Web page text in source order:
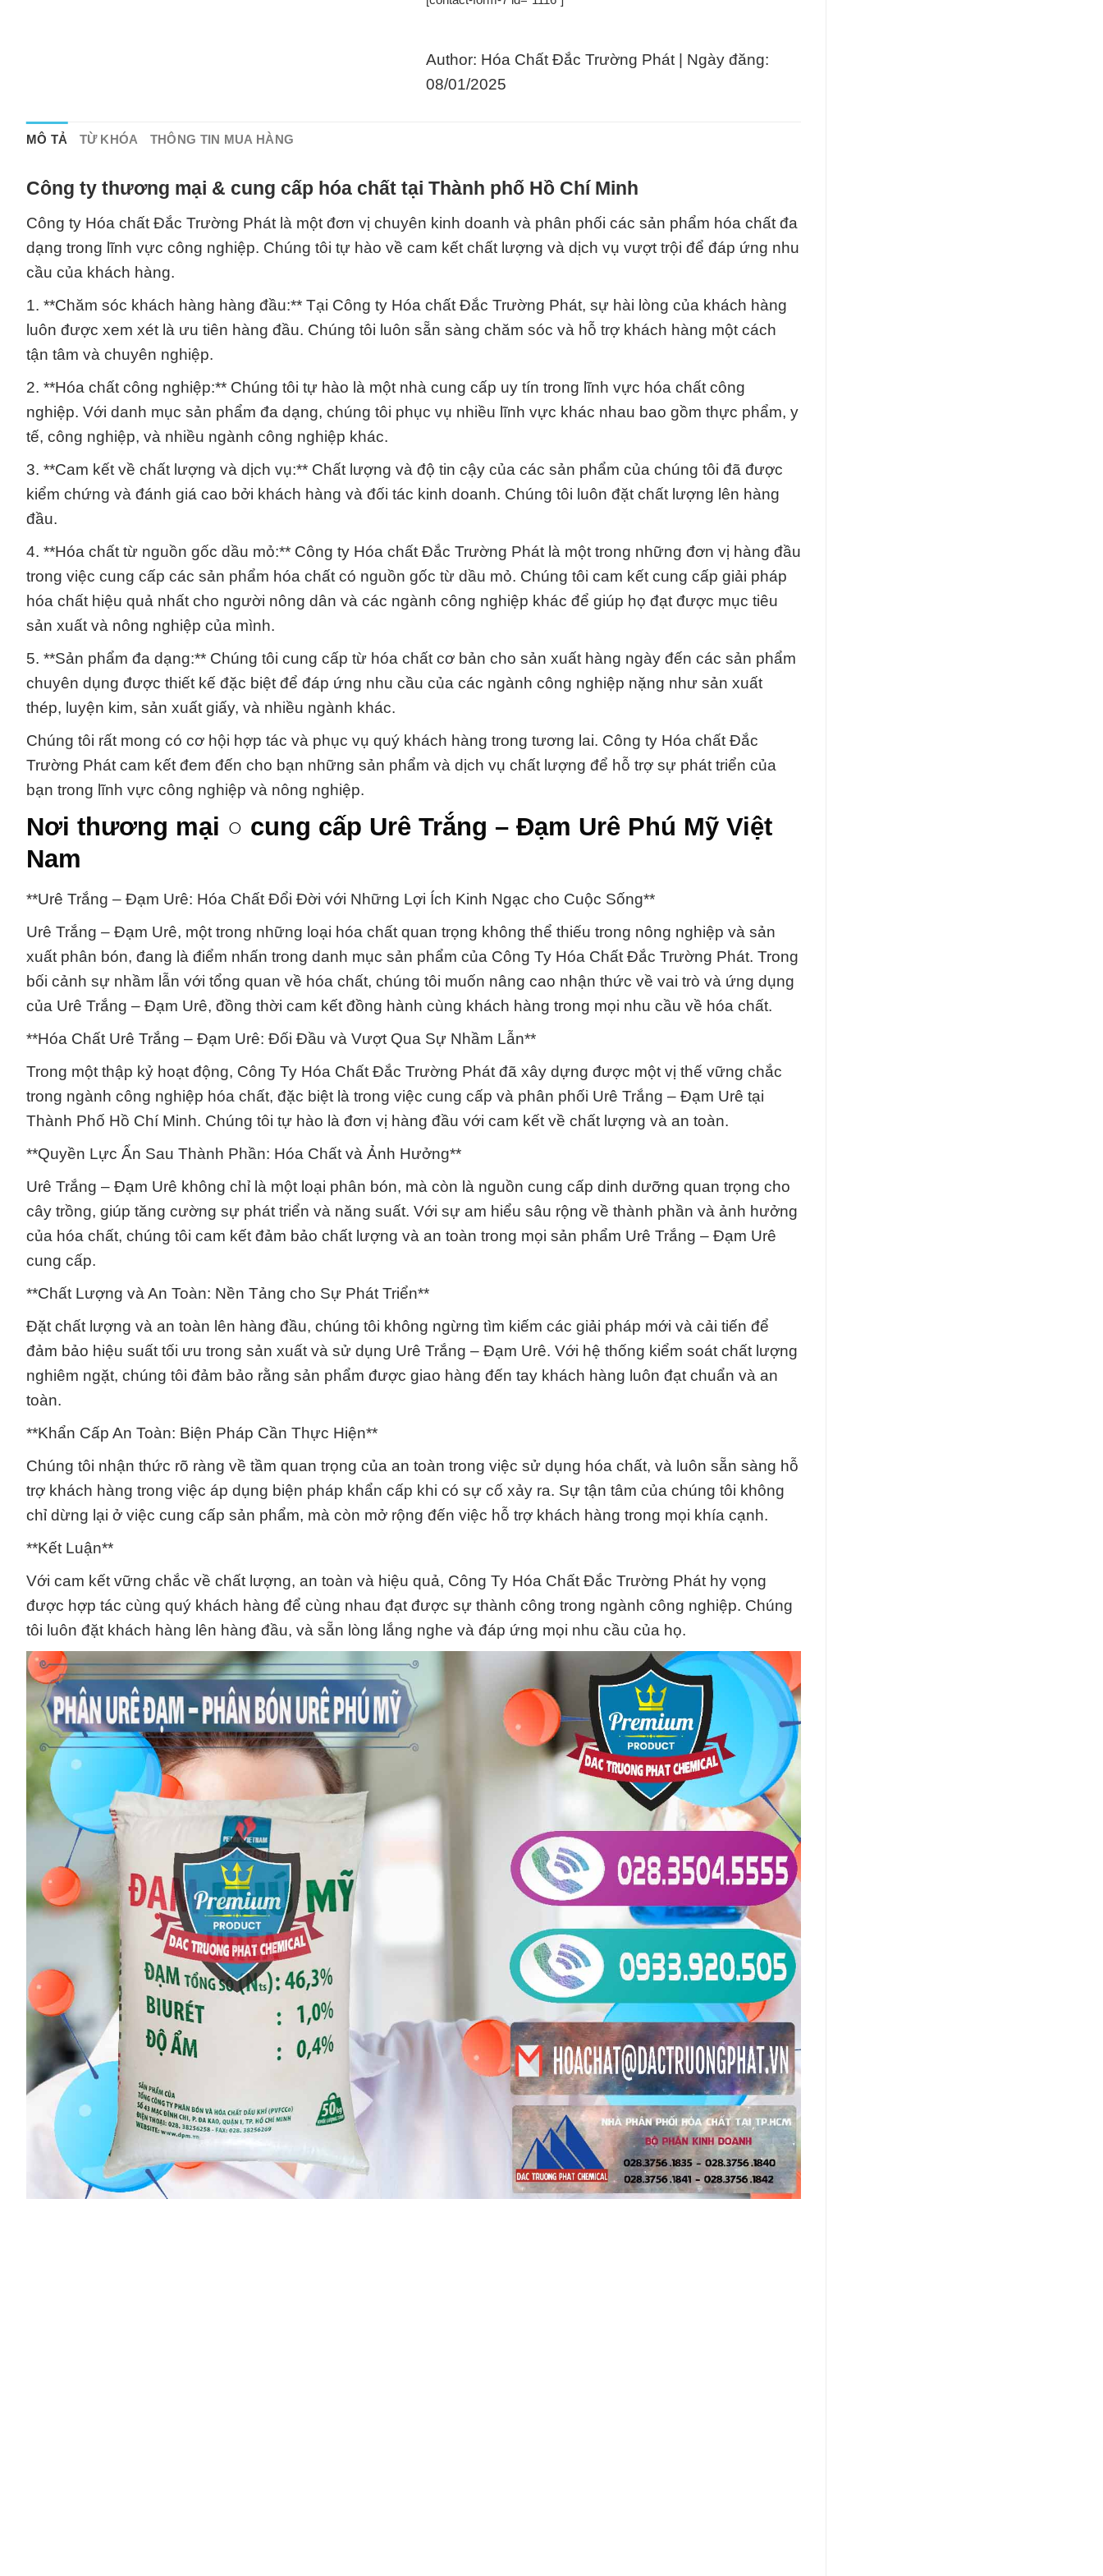
Author: Hóa Chất Đắc Trường Phát | Ngày đăng:
08/01/2025
MÔ TẢ TỪ KHÓA THÔNG TIN MUA HÀNG
Công ty thương mại & cung cấp hóa chất tại Thành phố Hồ Chí Minh
Công ty Hóa chất Đắc Trường Phát là một đơn vị chuyên kinh doanh và phân phối các sản phẩm hóa chất đa
dạng trong lĩnh vực công nghiệp. Chúng tôi tự hào về cam kết chất lượng và dịch vụ vượt trội để đáp ứng nhu
cầu của khách hàng.
1. **Chăm sóc khách hàng hàng đầu:** Tại Công ty Hóa chất Đắc Trường Phát, sự hài lòng của khách hàng
luôn được xem xét là ưu tiên hàng đầu. Chúng tôi luôn sẵn sàng chăm sóc và hỗ trợ khách hàng một cách
tận tâm và chuyên nghiệp.
2. **Hóa chất công nghiệp:** Chúng tôi tự hào là một nhà cung cấp uy tín trong lĩnh vực hóa chất công
nghiệp. Với danh mục sản phẩm đa dạng, chúng tôi phục vụ nhiều lĩnh vực khác nhau bao gồm thực phẩm, y
tế, công nghiệp, và nhiều ngành công nghiệp khác.
3. **Cam kết về chất lượng và dịch vụ:** Chất lượng và độ tin cậy của các sản phẩm của chúng tôi đã được
kiểm chứng và đánh giá cao bởi khách hàng và đối tác kinh doanh. Chúng tôi luôn đặt chất lượng lên hàng
đầu.
4. **Hóa chất từ nguồn gốc dầu mỏ:** Công ty Hóa chất Đắc Trường Phát là một trong những đơn vị hàng đầu
trong việc cung cấp các sản phẩm hóa chất có nguồn gốc từ dầu mỏ. Chúng tôi cam kết cung cấp giải pháp
hóa chất hiệu quả nhất cho người nông dân và các ngành công nghiệp khác để giúp họ đạt được mục tiêu
sản xuất và nông nghiệp của mình.
5. **Sản phẩm đa dạng:** Chúng tôi cung cấp từ hóa chất cơ bản cho sản xuất hàng ngày đến các sản phẩm
chuyên dụng được thiết kế đặc biệt để đáp ứng nhu cầu của các ngành công nghiệp nặng như sản xuất
thép, luyện kim, sản xuất giấy, và nhiều ngành khác.
Chúng tôi rất mong có cơ hội hợp tác và phục vụ quý khách hàng trong tương lai. Công ty Hóa chất Đắc
Trường Phát cam kết đem đến cho bạn những sản phẩm và dịch vụ chất lượng để hỗ trợ sự phát triển của
bạn trong lĩnh vực công nghiệp và nông nghiệp.
Nơi thương mại ○ cung cấp Urê Trắng – Đạm Urê Phú Mỹ Việt
Nam
**Urê Trắng – Đạm Urê: Hóa Chất Đổi Đời với Những Lợi Ích Kinh Ngạc cho Cuộc Sống**
Urê Trắng – Đạm Urê, một trong những loại hóa chất quan trọng không thể thiếu trong nông nghiệp và sản
xuất phân bón, đang là điểm nhấn trong danh mục sản phẩm của Công Ty Hóa Chất Đắc Trường Phát. Trong
bối cảnh sự nhầm lẫn với tổng quan về hóa chất, chúng tôi muốn nâng cao nhận thức về vai trò và ứng dụng
của Urê Trắng – Đạm Urê, đồng thời cam kết đồng hành cùng khách hàng trong mọi nhu cầu về hóa chất.
**Hóa Chất Urê Trắng – Đạm Urê: Đối Đầu và Vượt Qua Sự Nhầm Lẫn**
Trong một thập kỷ hoạt động, Công Ty Hóa Chất Đắc Trường Phát đã xây dựng được một vị thế vững chắc
trong ngành công nghiệp hóa chất, đặc biệt là trong việc cung cấp và phân phối Urê Trắng – Đạm Urê tại
Thành Phố Hồ Chí Minh. Chúng tôi tự hào là đơn vị hàng đầu với cam kết về chất lượng và an toàn.
**Quyền Lực Ẩn Sau Thành Phần: Hóa Chất và Ảnh Hưởng**
Urê Trắng – Đạm Urê không chỉ là một loại phân bón, mà còn là nguồn cung cấp dinh dưỡng quan trọng cho
cây trồng, giúp tăng cường sự phát triển và năng suất. Với sự am hiểu sâu rộng về thành phần và ảnh hưởng
của hóa chất, chúng tôi cam kết đảm bảo chất lượng và an toàn trong mọi sản phẩm Urê Trắng – Đạm Urê
cung cấp.
**Chất Lượng và An Toàn: Nền Tảng cho Sự Phát Triển**
Đặt chất lượng và an toàn lên hàng đầu, chúng tôi không ngừng tìm kiếm các giải pháp mới và cải tiến để
đảm bảo hiệu suất tối ưu trong sản xuất và sử dụng Urê Trắng – Đạm Urê. Với hệ thống kiểm soát chất lượng
nghiêm ngặt, chúng tôi đảm bảo rằng sản phẩm được giao hàng đến tay khách hàng luôn đạt chuẩn và an
toàn.
**Khẩn Cấp An Toàn: Biện Pháp Cần Thực Hiện**
Chúng tôi nhận thức rõ ràng về tầm quan trọng của an toàn trong việc sử dụng hóa chất, và luôn sẵn sàng hỗ
trợ khách hàng trong việc áp dụng biện pháp khẩn cấp khi có sự cố xảy ra. Sự tận tâm của chúng tôi không
chỉ dừng lại ở việc cung cấp sản phẩm, mà còn mở rộng đến việc hỗ trợ khách hàng trong mọi khía cạnh.
**Kết Luận**
Với cam kết vững chắc về chất lượng, an toàn và hiệu quả, Công Ty Hóa Chất Đắc Trường Phát hy vọng
được hợp tác cùng quý khách hàng để cùng nhau đạt được sự thành công trong ngành công nghiệp. Chúng
tôi luôn đặt khách hàng lên hàng đầu, và sẵn lòng lắng nghe và đáp ứng mọi nhu cầu của họ.